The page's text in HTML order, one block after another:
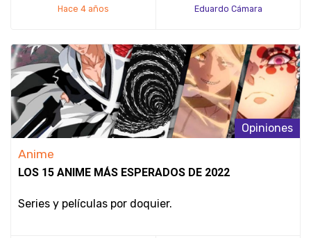
Hace 4 años Eduardo Cámara
Opiniones
Anime
LOS 15 ANIME MÁS ESPERADOS DE 2022
Series y películas por doquier.